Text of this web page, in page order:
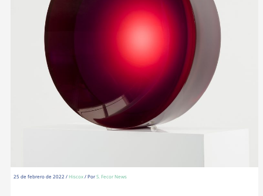
25 de febrero de 2022 /Hiscox/ PorS. Fecor News